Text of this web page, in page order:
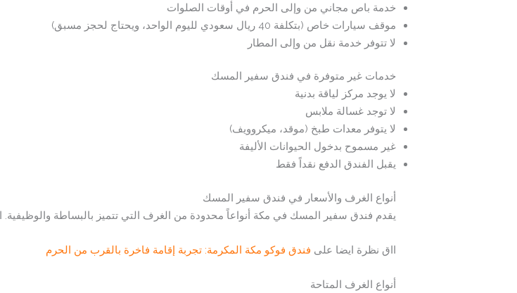
خدمة باص مجاني من وإلى الحرم في أوقات الصلوات
موقف سيارات خاص (بتكلفة 40 ريال سعودي لليوم الواحد، ويحتاج لحجز مسبق)
لا تتوفر خدمة نقل من وإلى المطار
خدمات غير متوفرة في فندق سفير المسك
لا يوجد مركز لياقة بدنية
لا توجد غسالة ملابس
لا يتوفر معدات طبخ (موقد، ميكروويف)
غير مسموح بدخول الحيوانات الأليفة
يقبل الفندق الدفع نقداً فقط
أنواع الغرف والأسعار في فندق سفير المسك
يقدم فندق سفير المسك في مكة أنواعاً محدودة من الغرف التي تتميز بالبساطة
ااق نظرة ايضا على فندق فوكو مكة المكرمة: تجربة إقامة فاخرة بالقرب من الحرم
أنواع الغرف المتاحة